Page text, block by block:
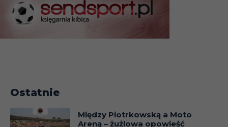
Ostatnie
Między Piotrkowską a Moto
Areną – żużlowa opowieść